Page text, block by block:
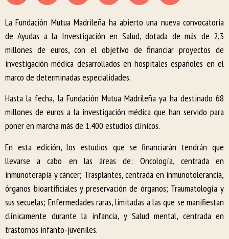
La Fundación Mutua Madrileña ha abierto una nueva convocatoria
de Ayudas a la Investigación en Salud, dotada de más de 2,3
millones de euros, con el objetivo de financiar proyectos de
investigación médica desarrollados en hospitales españoles en el
marco de determinadas especialidades.
Hasta la fecha, la Fundación Mutua Madrileña ya ha destinado 68
millones de euros a la investigación médica que han servido para
poner en marcha más de 1.400 estudios clínicos.
En esta edición, los estudios que se financiarán tendrán que
llevarse a cabo en las áreas de: Oncología, centrada en
inmunoterapia y cáncer; Trasplantes, centrada en inmunotolerancia,
órganos bioartificiales y preservación de órganos; Traumatología y
sus secuelas; Enfermedades raras, limitadas a las que se manifiestan
clínicamente durante la infancia, y Salud mental, centrada en
trastornos infanto-juveniles.